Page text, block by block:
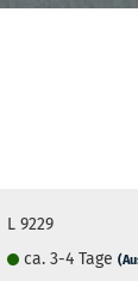
L 9229
ca. 3-4 Tage